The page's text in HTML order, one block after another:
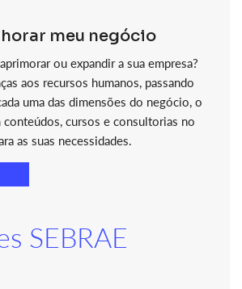
meu negócio
ou expandir a sua empresa?
aos recursos humanos, passando
uma das dimensões do negócio, o
conteúdos, cursos e consultorias no
as suas necessidades.
SEBRAE